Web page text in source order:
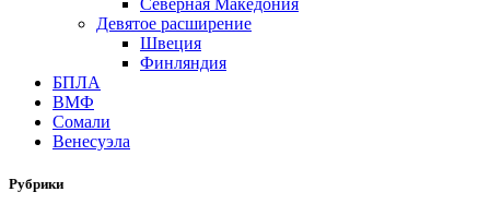
Северная Македония
Девятое расширение
Швеция
Финляндия
БПЛА
ВМФ
Сомали
Венесуэла
Рубрики